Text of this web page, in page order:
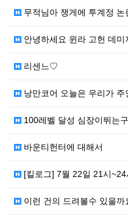
무적님아 쟁게에 투계정 논
안녕하세요 윈라 고헌 데미
리센느♡
낭만코어 오늘은 우리가 주
100레벨 달성 심장이뛰는
바운티헌터에 대해서
[킬로그] 7월 22일 21시
이런 건의 드려볼수 있을까